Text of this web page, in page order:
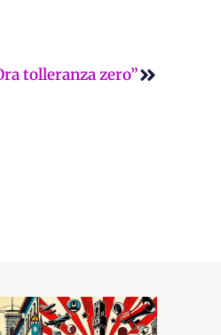
tolleranza zero”